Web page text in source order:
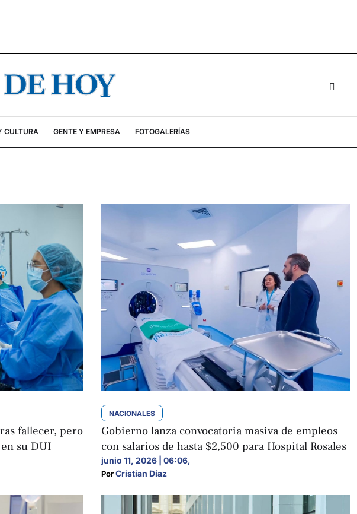
CULTURA GENTE Y EMPRESA FOTOGALERÍAS
fallecer, pero
su DUI
NACIONALES
Gobierno lanza convocatoria masiva de empleos
con salarios de hasta $2,500 para Hospital Rosales
junio 11, 2026 | 06:06,
Por Cristian Díaz